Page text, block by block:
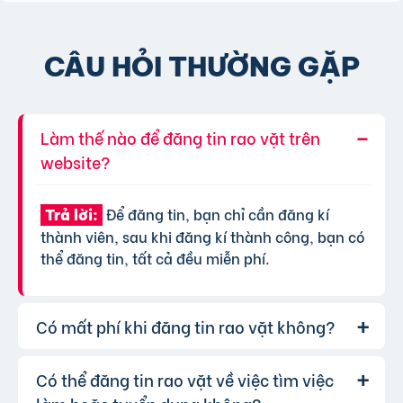
CÂU HỎI THƯỜNG GẶP
Làm thế nào để đăng tin rao vặt trên
website?
Trả lời: Để đăng tin, bạn chỉ cần đăng kí
thành viên, sau khi đăng kí thành công, bạn có
thể đăng tin, tất cả đều miễn phí.
Có mất phí khi đăng tin rao vặt không?
Trả lời: Chúng tôi cung cấp gói đăng tin miễn
Có thể đăng tin rao vặt về việc tìm việc